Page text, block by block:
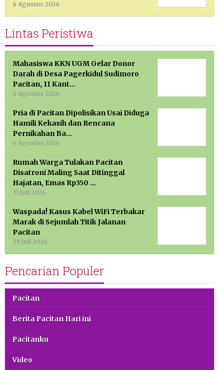
6 Agustus 2026
Lintas Peristiwa
Mahasiswa KKN UGM Gelar Donor
Darah di Desa Pagerkidul Sudimoro
Pacitan, 11 Kant…
6 Agustus 2026
Pria di Pacitan Dipolisikan Usai Diduga
Hamili Kekasih dan Rencana
Pernikahan Ba…
4 Agustus 2026
Rumah Warga Tulakan Pacitan
Disatroni Maling Saat Ditinggal
Hajatan, Emas Rp350 …
31 Juli 2026
Waspada! Kasus Kabel WiFi Terbakar
Marak di Sejumlah Titik Jalanan
Pacitan
29 Juli 2026
Pencarian Populer
Pacitan
Berita Pacitan Hari ini
Pacitanku
Video